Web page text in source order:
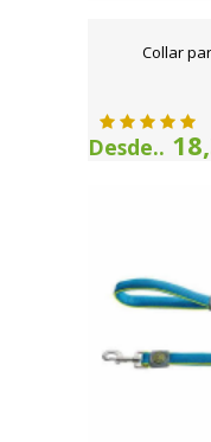
Collar
Desde..